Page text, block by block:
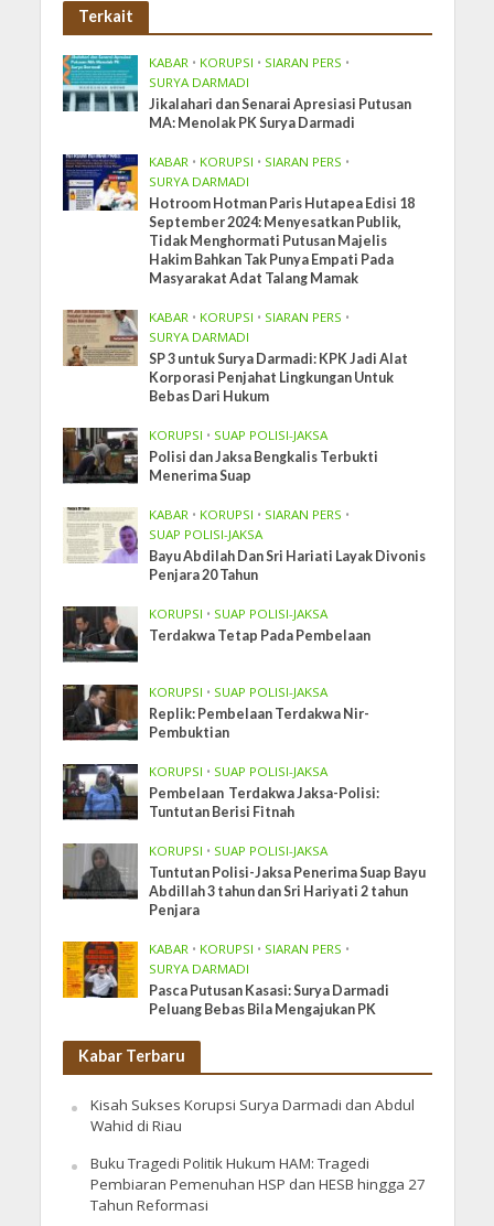
Terkait
KABAR • KORUPSI • SIARAN PERS •
SURYA DARMADI
Jikalahari dan Senarai Apresiasi Putusan
MA: Menolak PK Surya Darmadi
KABAR • KORUPSI • SIARAN PERS •
SURYA DARMADI
Hotroom Hotman Paris Hutapea Edisi 18
September 2024: Menyesatkan Publik,
Tidak Menghormati Putusan Majelis
Hakim Bahkan Tak Punya Empati Pada
Masyarakat Adat Talang Mamak
KABAR • KORUPSI • SIARAN PERS •
SURYA DARMADI
SP 3 untuk Surya Darmadi: KPK Jadi Alat
Korporasi Penjahat Lingkungan Untuk
Bebas Dari Hukum
KORUPSI • SUAP POLISI-JAKSA
Polisi dan Jaksa Bengkalis Terbukti
Menerima Suap
KABAR • KORUPSI • SIARAN PERS •
SUAP POLISI-JAKSA
Bayu Abdilah Dan Sri Hariati Layak Divonis
Penjara 20 Tahun
KORUPSI • SUAP POLISI-JAKSA
Terdakwa Tetap Pada Pembelaan
KORUPSI • SUAP POLISI-JAKSA
Replik: Pembelaan Terdakwa Nir-
Pembuktian
KORUPSI • SUAP POLISI-JAKSA
Pembelaan Terdakwa Jaksa-Polisi:
Tuntutan Berisi Fitnah
KORUPSI • SUAP POLISI-JAKSA
Tuntutan Polisi-Jaksa Penerima Suap Bayu
Abdillah 3 tahun dan Sri Hariyati 2 tahun
Penjara
KABAR • KORUPSI • SIARAN PERS •
SURYA DARMADI
Pasca Putusan Kasasi: Surya Darmadi
Peluang Bebas Bila Mengajukan PK
Kabar Terbaru
Kisah Sukses Korupsi Surya Darmadi dan Abdul
Wahid di Riau
Buku Tragedi Politik Hukum HAM: Tragedi
Pembiaran Pemenuhan HSP dan HESB hingga 27
Tahun Reformasi